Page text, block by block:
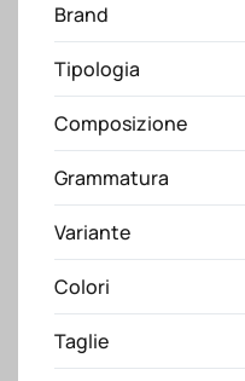
JRC
quantità
Brand
Tipologia
Composizione
Grammatura
Variante
Colori
Taglie